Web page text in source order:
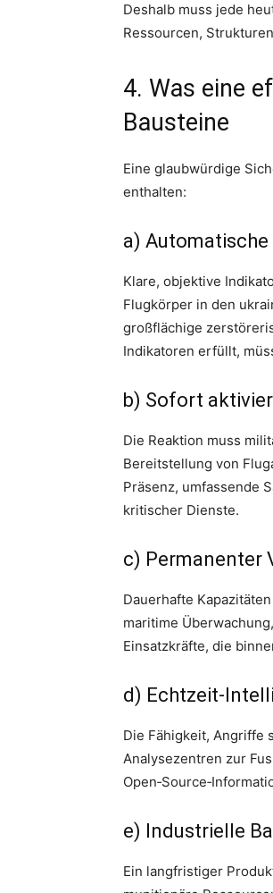
Deshalb muss jede
Ressourcen,
4. Was eine
Bausteine
Eine glaubwürdige
enthalten:
a)
Klare, objektive
Flugkörper in den
großflächige
Indikatoren erfüllt,
b) Sofort
Die Reaktion muss
Bereitstellung von
Präsenz, umfassende
kritischer Dienste.
c) Permanenter
Dauerhafte
maritime
Einsatzkräfte, die
d)
Die Fähigkeit, Angriffe
Analysezentren zur
e) Industrielle
Ein langfristiger